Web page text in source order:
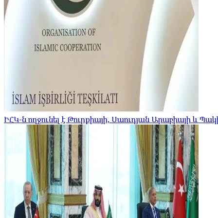
ԻՀԿ-ն ողջունել է Թուրքիայի, Սաուդյան Արաբիայի